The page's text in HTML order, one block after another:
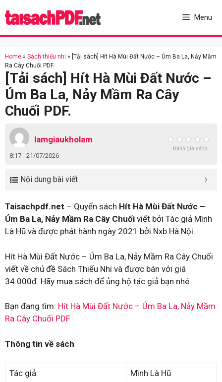
to
Menu
Home » Sách thiếu nhi » [Tải sách] Hít Hà Mùi Đất Nước – Úm Ba La, Nảy Mầm
Ra Cây Chuối PDF.
[Tải sách] Hít Hà Mùi Đất Nước –
Úm Ba La, Nảy Mầm Ra Cây
Chuối PDF.
lamgiaukholam
8:17 - 21/07/2026
Đánh giá sách
Nội dung bài viết
Taisachpdf.net – Quyển sách Hít Hà Mùi Đất Nước –
Úm Ba La, Nảy Mầm Ra Cây Chuối viết bởi Tác giả Mình
Là Hũ và được phát hành ngày 2021 bởi Nxb Hà Nội.
Hít Hà Mùi Đất Nước – Úm Ba La, Nảy Mầm Ra Cây Chuối
viết về chủ đề Sách Thiếu Nhi và được bán với giá
34.000đ. Hãy mua sách để ủng hộ tác giả bạn nhé.
Bạn đang tìm: Hít Hà Mùi Đất Nước – Úm Ba La, Nảy Mầm
Ra Cây Chuối PDF
Thông tin về sách
Tác giả: Mình Là Hũ